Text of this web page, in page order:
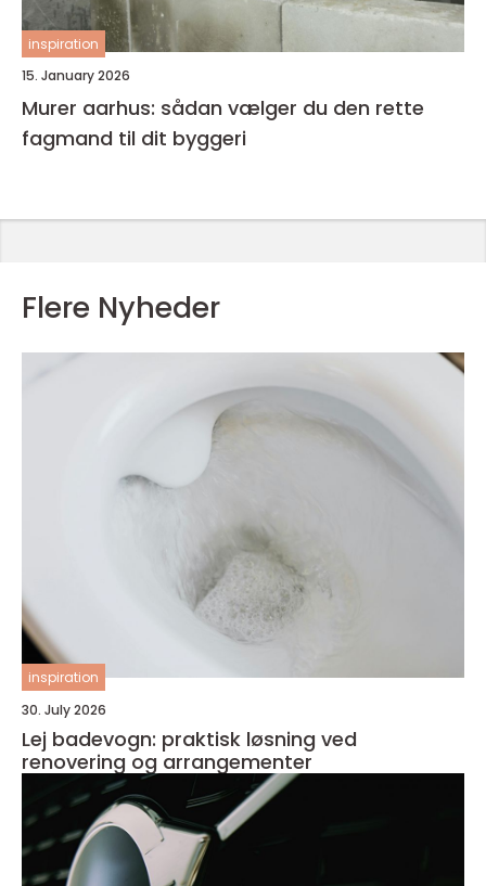
inspiration
15. January 2026
Murer aarhus: sådan vælger du den rette
fagmand til dit byggeri
Flere Nyheder
inspiration
30. July 2026
Lej badevogn: praktisk løsning ved
renovering og arrangementer